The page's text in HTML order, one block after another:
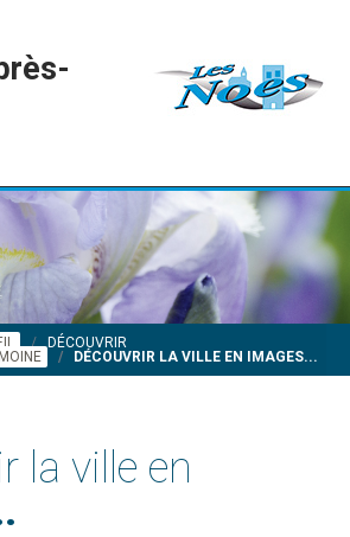
DÉCOUVRIR
DÉCOUVRIR LA VILLE EN IMAGES...
la ville en